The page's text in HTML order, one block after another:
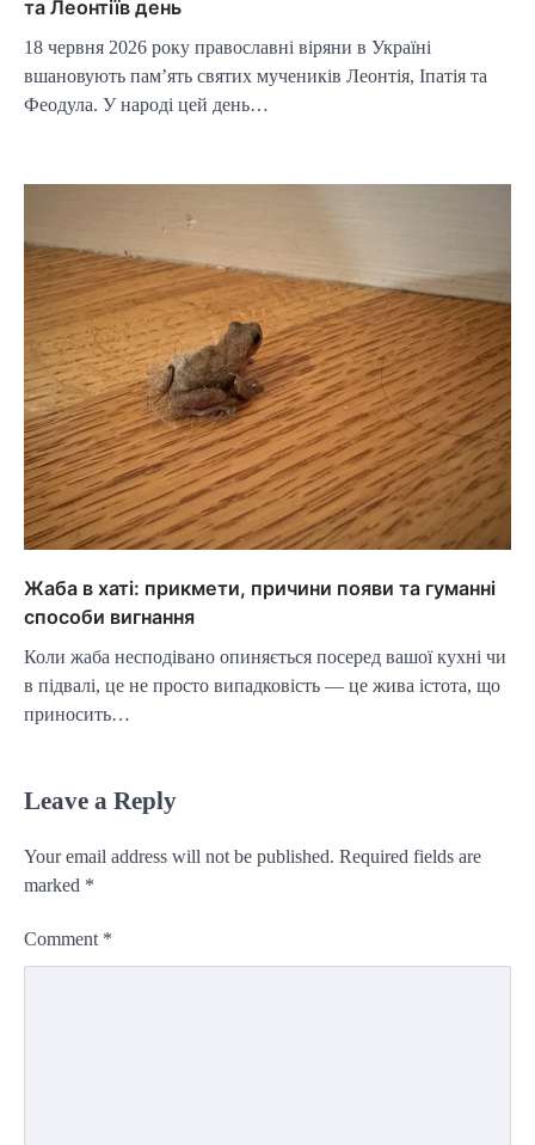
та Леонтіїв день
18 червня 2026 року православні віряни в Україні
вшановують пам’ять святих мучеників Леонтія, Іпатія та
Феодула. У народі цей день…
Жаба в хаті: прикмети, причини появи та гуманні
способи вигнання
Коли жаба несподівано опиняється посеред вашої кухні чи
в підвалі, це не просто випадковість — це жива істота, що
приносить…
Leave a Reply
Your email address will not be published. Required fields are
marked *
Comment *